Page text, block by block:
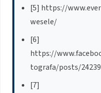
[5] https://
wesele/
[6]
https://
tografa/posts/
[7]